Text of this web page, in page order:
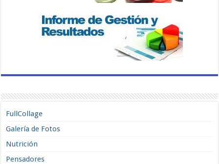
FullCollage
Galería de Fotos
Nutrición
Pensadores